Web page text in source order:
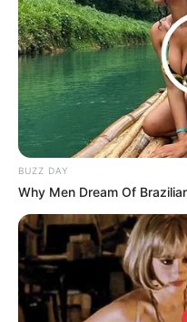
8. Setelah melakukan
salahnya untuk
menjaga ketenangan
BUZZ DAY
Why Men Dream Of